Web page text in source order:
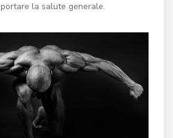
la salute generale.